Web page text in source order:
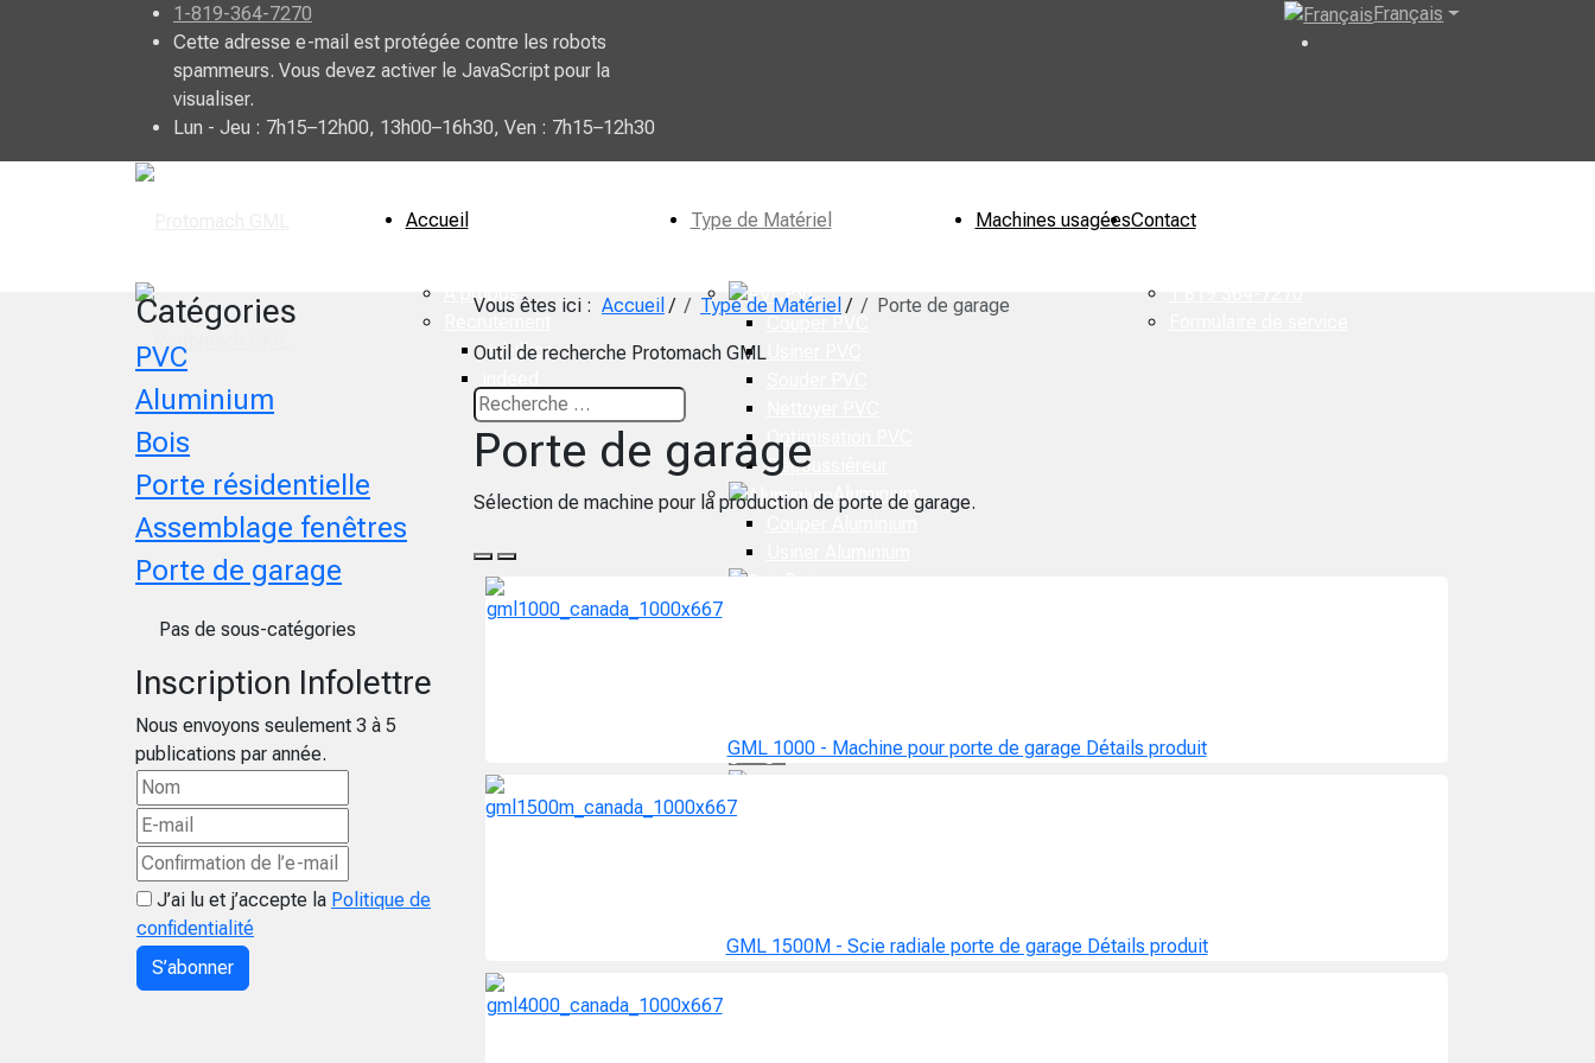
1-819-364-7270
Cette adresse e-mail est protégée contre les robots
spammeurs. Vous devez activer le JavaScript pour la
visualiser.
Lun - Jeu : 7h15–12h00, 13h00–16h30, Ven : 7h15–12h30
Français
Accueil
À propos
Jobillico
Type de Matériel
PVC
Usiner PVC
Optimisation PVC
Dépoussiéreur
Aluminium
garage
Assemblage fenêtre
Machines usagéesContact
Catégories
PVC
Aluminium
Bois
Porte résidentielle
Assemblage fenêtres
Porte de garage
Pas de sous-catégories
Inscription Infolettre
Nous envoyons seulement 3 à 5
publications par année.
J’ai lu et j’accepte la Politique de
confidentialité
S’abonner
Vous êtes ici : Accueil / Type de Matériel / Porte de garage
Outil de recherche Protomach GML
Porte de garage
Sélection de machine pour la production de porte de garage.
GML 1000 - Machine pour porte de garage Détails produit
GML 1500M - Scie radiale porte de garage Détails produit